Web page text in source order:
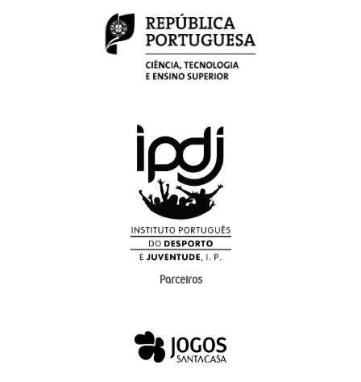
Parceiros